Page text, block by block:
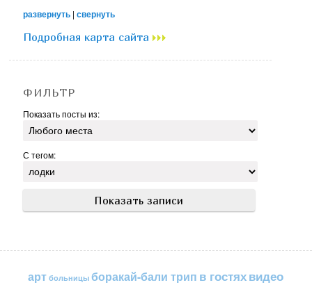
развернуть |свернуть
Подробная карта сайта
ФИЛЬТР
Показать посты из:
С тегом:
арт больницы боракай-бали трип в гостяхвидео